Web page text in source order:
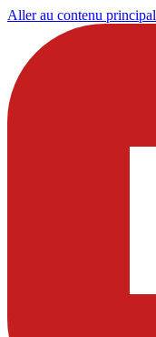
Aller au contenu principal